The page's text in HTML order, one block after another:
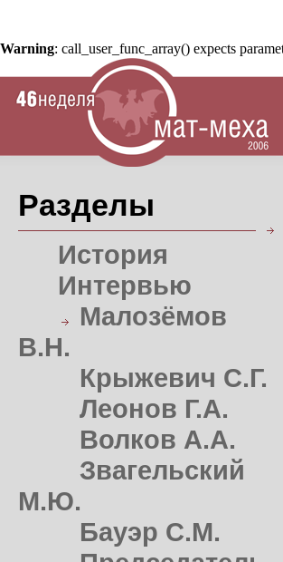
Warning: call_user_func_array() expects
Разделы
История
Интервью
Малозёмов
В.Н.
Крыжевич С.Г.
Леонов Г.А.
Волков А.А.
Звагельский
М.Ю.
Бауэр С.М.